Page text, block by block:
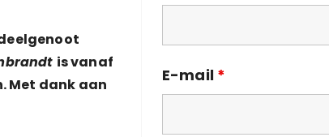
is vanaf
Met dank aan
E-mail *